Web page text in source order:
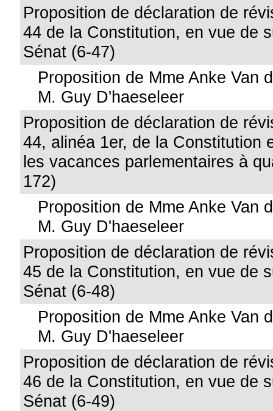
Proposition de déclaration de
44 de la Constitution, en vue de
Sénat (6-47)
Proposition de Mme Anke Van
M. Guy D'haeseleer
Proposition de déclaration de
44, alinéa 1er, de la Constitution
les vacances parlementaires à
172)
Proposition de Mme Anke Van
M. Guy D'haeseleer
Proposition de déclaration de
45 de la Constitution, en vue de
Sénat (6-48)
Proposition de Mme Anke Van
M. Guy D'haeseleer
Proposition de déclaration de
46 de la Constitution, en vue de
Sénat (6-49)